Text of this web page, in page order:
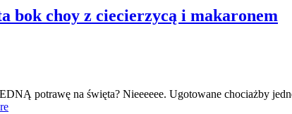
bok choy z ciecierzycą i makaronem
potrawę na święta? Nieeeeee. Ugotowane chociażby